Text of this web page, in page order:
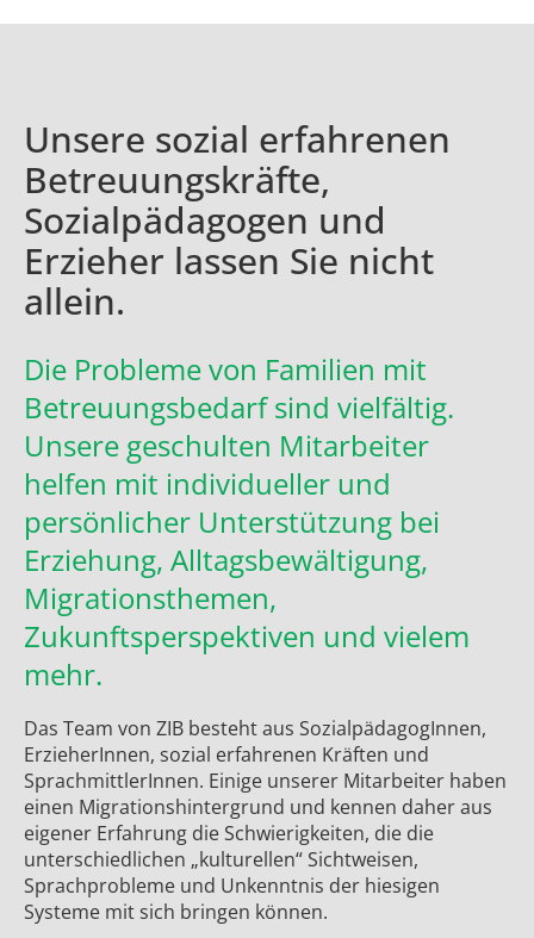
Unsere sozial erfahrenen
Betreuungskräfte,
Sozialpädagogen und
Erzieher lassen Sie nicht
allein.
Die Probleme von Familien mit
Betreuungsbedarf sind vielfältig.
Unsere geschulten Mitarbeiter
helfen mit individueller und
persönlicher Unterstützung bei
Erziehung, Alltagsbewältigung,
Migrationsthemen,
Zukunftsperspektiven und vielem
mehr.
Das Team von ZIB besteht aus SozialpädagogInnen,
ErzieherInnen, sozial erfahrenen Kräften und
SprachmittlerInnen. Einige unserer Mitarbeiter haben
einen Migrationshintergrund und kennen daher aus
eigener Erfahrung die Schwierigkeiten, die die
unterschiedlichen „kulturellen“ Sichtweisen,
Sprachprobleme und Unkenntnis der hiesigen
Systeme mit sich bringen können.